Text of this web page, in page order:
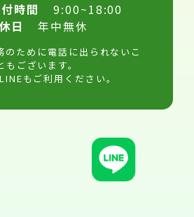
時間
9:00~18:00
日
年中無休
ために電話に出られないこ
もございます。
もご利用ください。